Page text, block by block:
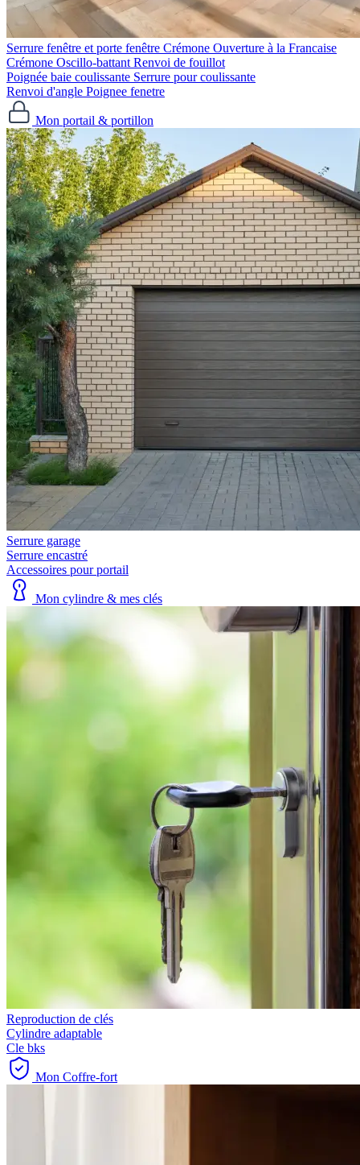
Serrure fenêtre et porte fenêtre
Crémone Ouverture à la Francaise
Crémone Oscillo-battant Renvoi de fouillot
Poignée baie coulissante Serrure pour coulissante
Renvoi d'angle Poignee fenetre
Mon portail & portillon
Serrure garage
Serrure encastré
Accessoires pour portail
Mon cylindre & mes clés
Reproduction de clés
Cylindre adaptable
Cle bks
Mon Coffre-fort